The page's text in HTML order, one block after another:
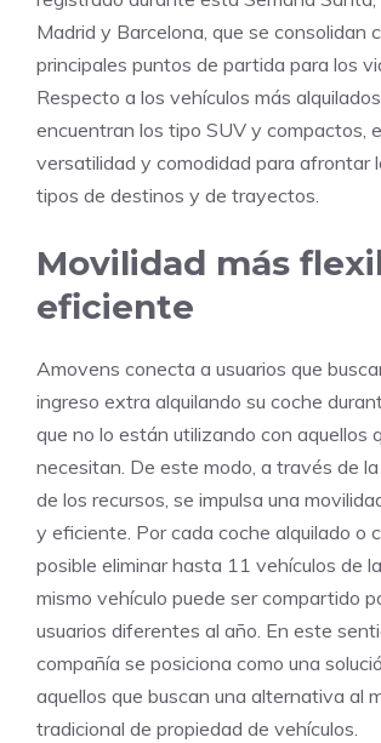
Madrid y Barcelona, que se consolidan
principales puntos de partida para los
Respecto a los vehículos más
encuentran los tipo SUV y compactos,
versatilidad y comodidad para afrontar
tipos de destinos y de trayectos.
Movilidad más
eficiente
Amovens conecta a usuarios que
ingreso extra alquilando su coche
que no lo están utilizando con aquellos
necesitan. De este modo, a través de
de los recursos, se impulsa una
y eficiente. Por cada coche alquilado o
posible eliminar hasta 11 vehículos de
mismo vehículo puede ser compartido
usuarios diferentes al año. En este
compañía se posiciona como una
aquellos que buscan una alternativa al
tradicional de propiedad de vehículos.